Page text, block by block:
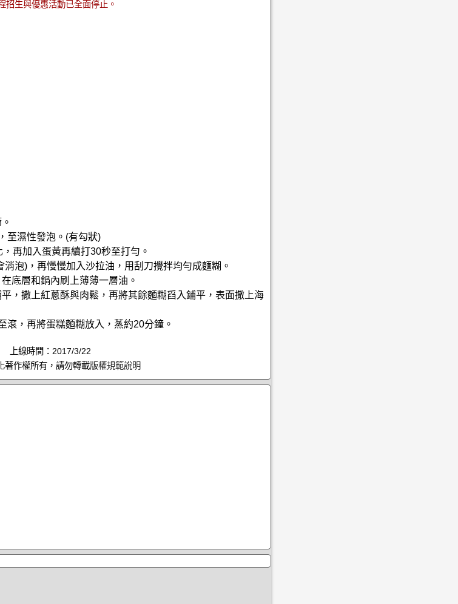
招生與優惠活動已全面停止。
至濕性發泡。(有勾狀)
再加入蛋黃再續打30秒至打勻。
泡)，再慢慢加入沙拉油，用刮刀攪拌均勻成麵糊。
底層和鍋內刷上薄薄一層油。
，撒上紅蔥酥與肉鬆，再將其餘麵糊舀入鋪平，表面撒上海
滾，再將蛋糕麵糊放入，蒸約20分鐘。
上線時間：2017/3/22
著作權所有，請勿轉載版權規範說明